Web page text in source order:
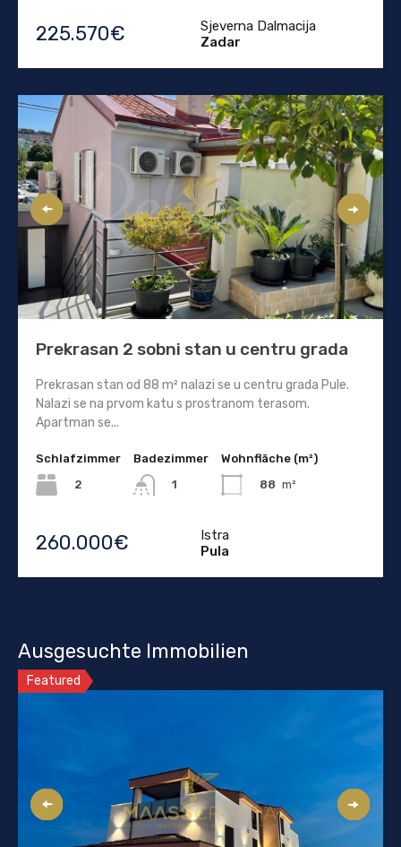
225.570€
Sjeverna Dalmacija
Zadar
Prekrasan 2 sobni stan u centru grada
Prekrasan stan od 88 m² nalazi se u centru grada Pule.
Nalazi se na prvom katu s prostranom terasom.
Apartman se...
Schlafzimmer
2
Badezimmer
1
Wohnfläche (m²)
88 m²
260.000€
Istra
Pula
Ausgesuchte Immobilien
Featured